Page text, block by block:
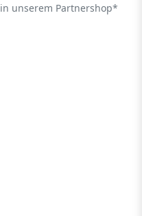
unserem Partnershop*